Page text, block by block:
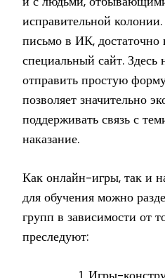
исправительной
письмо в ИК, достаточно
специальный сайт. Здесь
отправить простую
позволяет значительно
поддерживать связь с
наказание.
Как онлайн-игры, так и
для обучения можно
групп в зависимости от
преследуют: